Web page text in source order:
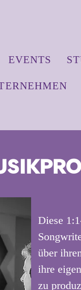
EVENTS
Diese
über
ihre
zu